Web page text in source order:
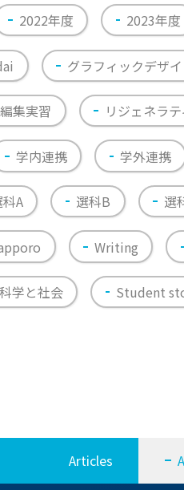
2022年度 2023年度
グラフィックデザ
集実習 リジェネラ
学内連携 学外連携
A 選科B 選
Writing
科学と社会 Student
Articles